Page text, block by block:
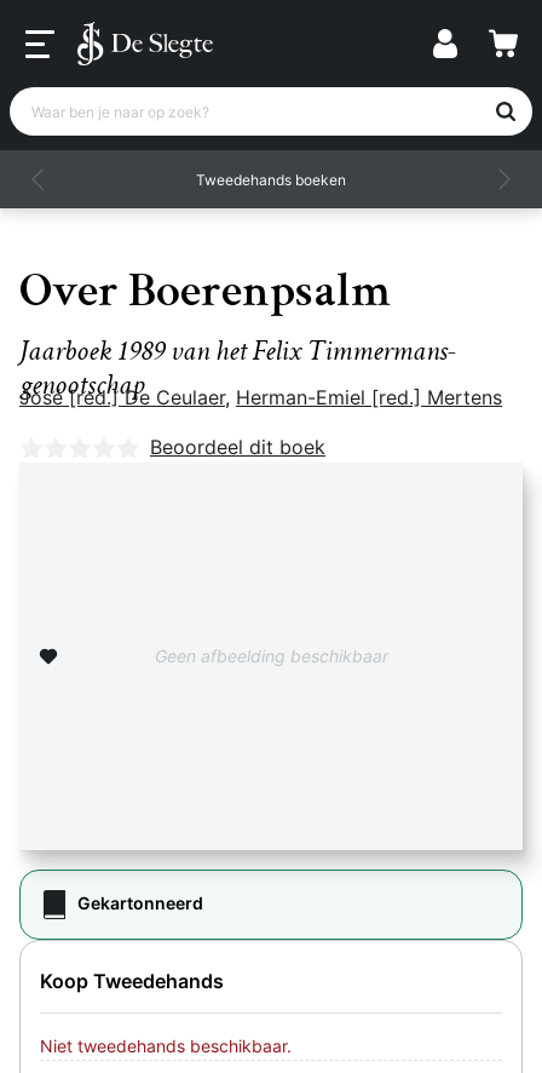
Waar ben je naar op zoek?
Tweedehands boeken
Over Boerenpsalm
Jaarboek 1989 van het Felix Timmermans-
genootschap
José [red.] De Ceulaer, Herman-Emiel [red.] Mertens
Nog geen beoordelingen
Beoordeel dit boek
Geen afbeelding beschikbaar
Gekartonneerd
Koop Tweedehands
Niet tweedehands beschikbaar.